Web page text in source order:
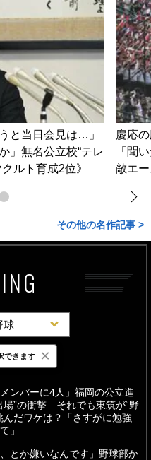
と当日会見は…」
」無名公立校“テレ
ルト育成2位》
慶応
「聞
敵エ
その他の名作記事 >
球
週間
メンバーに4人」福岡の公立進
場”の衝撃…それでも東筑が“野
んだワケは？「さすがに勉強
」
、とか嫌いなんです」野球部か
できます ×